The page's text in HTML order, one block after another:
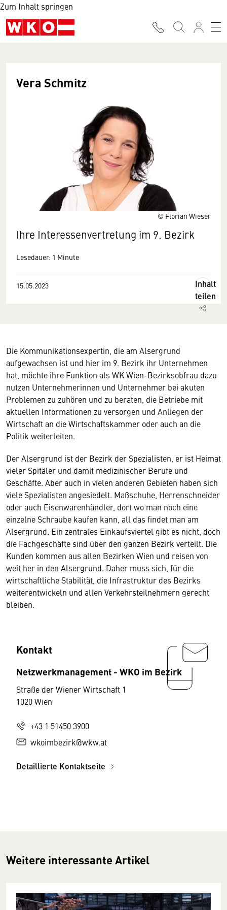
Zum Inhalt springen
© Florian Wieser
Vera Schmitz
Ihre Interessenvertretung im 9. Bezirk
Lesedauer: 1 Minute
15.05.2023
Inhalt
teilen
Die Kommunikationsexpertin, die am Alsergrund
aufgewachsen ist und hier im 9. Bezirk ihr Unternehmen
hat, möchte ihre Funktion als WK Wien-Bezirksobfrau dazu
nutzen Unternehmerinnen und Unternehmer bei akuten
Problemen zu zuhören und zu beraten, die Betriebe mit
aktuellen Informationen zu versorgen und Anliegen der
Wirtschaft an die Wirtschaftskammer oder auch an die
Politik weiterleiten.
Der Alsergrund ist der Bezirk der Spezialisten, er ist Heimat
vieler Spitäler und damit medizinischer Berufe und
Geschäfte. Aber auch in vielen anderen Gebieten haben sich
viele Spezialisten angesiedelt. Maßschuhe, Herrenschneider
oder auch Eisenwarenhändler, dort wo man noch eine
einzelne Schraube kaufen kann, all das findet man am
Alsergrund. Ein zentrales Einkaufsviertel gibt es nicht, doch
die Fachgeschäfte sind über den ganzen Bezirk verteilt. Die
Kunden kommen aus allen Bezirken Wien und reisen von
weit her in den Alsergrund. Daher muss sich, für die
wirtschaftliche Stabilität, die Infrastruktur des Bezirks
weiterentwickeln und allen Verkehrsteilnehmern gerecht
bleiben.
Kontakt
Netzwerkmanagement - WKO im Bezirk
Straße der Wiener Wirtschaft 1
1020 Wien
+43 1 51450 3900
wkoimbezirk@wkw.at
Detaillierte Kontaktseite
Weitere interessante Artikel